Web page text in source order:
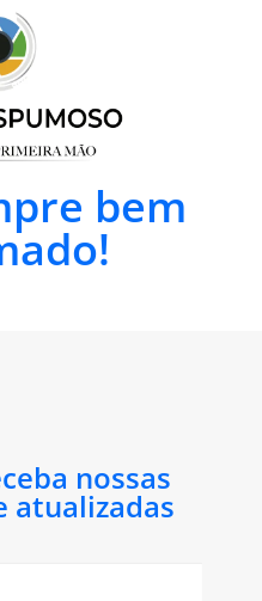
bem
nossas
atualizadas